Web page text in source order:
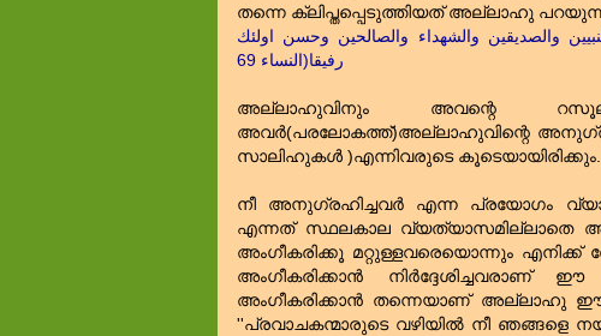
തന്നെ ക്ലിപ്തപ്പെടുത്തിയത്‌ അല്ലാഹു
والصديقين والشهداء والصالحين وحسن اولئك
رفيقا(النساء 69
അല്ലാഹുവിനും അവന്റെ
അവര്‍(പരലോകത്ത്‌)അല്ലാഹുവിന്റെ
സാലിഹുകള്‍ )എന്നിവരുടെ
നീ അനുഗ്രഹിച്ചവര്‍ എന്ന പ്രയോഗം
എന്നത്‌ സ്ഥലകാല വ്യത്യാസമില്ലാതെ
അംഗീകരിക്കൂ മറ്റുള്ളവരെയൊന്നും
അംഗീകരിക്കാന്‍
അംഗീകരിക്കാന്‍ തന്നെയാണ്‌ അല്ലാഹു ഈ
''പ്രവാചകന്മാരുടെ വഴിയില്‍ നീ ഞങ്ങളെ